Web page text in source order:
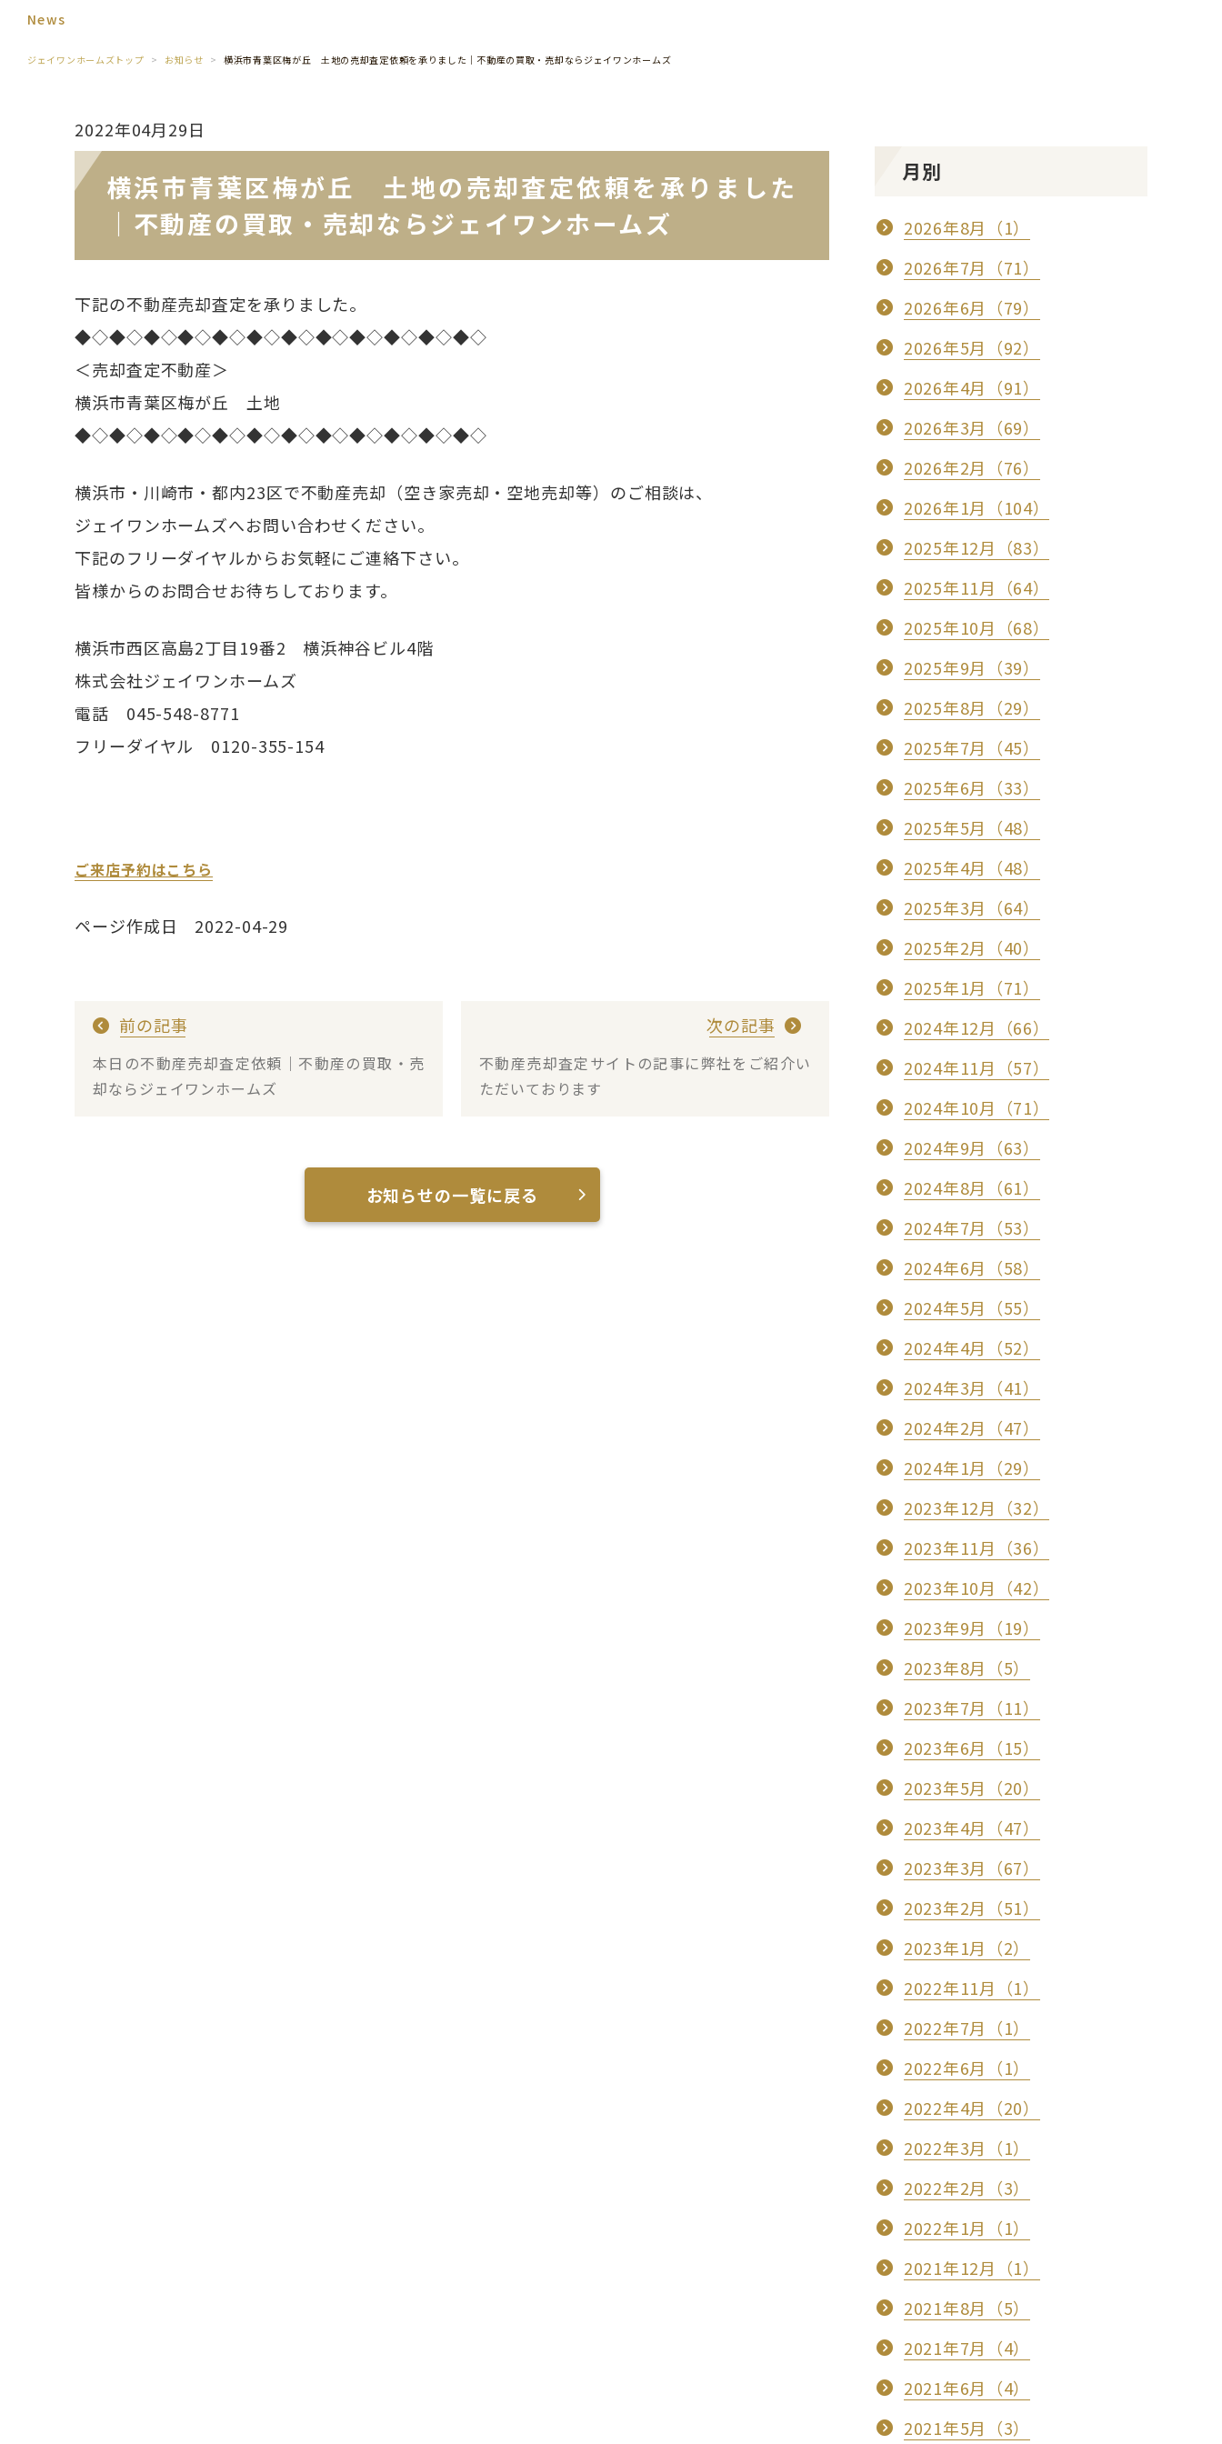
News
ジェイワンホームズトップ お知らせ 横浜市青葉区梅が丘 土地の売却査定依頼を承りました｜不動産の買取・売却ならジェイワンホームズ
2022年04月29日
横浜市青葉区梅が丘 土地の売却査定依頼を承りました
｜不動産の買取・売却ならジェイワンホームズ
下記の不動産売却査定を承りました。
◆◇◆◇◆◇◆◇◆◇◆◇◆◇◆◇◆◇◆◇◆◇◆◇
＜売却査定不動産＞
横浜市青葉区梅が丘 土地
◆◇◆◇◆◇◆◇◆◇◆◇◆◇◆◇◆◇◆◇◆◇◆◇
横浜市・川崎市・都内23区で不動産売却（空き家売却・空地売却等）のご相談は、
ジェイワンホームズへお問い合わせください。
下記のフリーダイヤルからお気軽にご連絡下さい。
皆様からのお問合せお待ちしております。
横浜市西区高島2丁目19番2 横浜神谷ビル4階
株式会社ジェイワンホームズ
電話 045-548-8771
フリーダイヤル 0120-355-154
ご来店予約はこちら
ページ作成日 2022-04-29
前の記事
本日の不動産売却査定依頼｜不動産の買取・売
却ならジェイワンホームズ
次の記事
不動産売却査定サイトの記事に弊社をご紹介い
ただいております
お知らせの一覧に戻る
月別
2026年8月（1）
2026年7月（71）
2026年6月（79）
2026年5月（92）
2026年4月（91）
2026年3月（69）
2026年2月（76）
2026年1月（104）
2025年12月（83）
2025年11月（64）
2025年10月（68）
2025年9月（39）
2025年8月（29）
2025年7月（45）
2025年6月（33）
2025年5月（48）
2025年4月（48）
2025年3月（64）
2025年2月（40）
2025年1月（71）
2024年12月（66）
2024年11月（57）
2024年10月（71）
2024年9月（63）
2024年8月（61）
2024年7月（53）
2024年6月（58）
2024年5月（55）
2024年4月（52）
2024年3月（41）
2024年2月（47）
2024年1月（29）
2023年12月（32）
2023年11月（36）
2023年10月（42）
2023年9月（19）
2023年8月（5）
2023年7月（11）
2023年6月（15）
2023年5月（20）
2023年4月（47）
2023年3月（67）
2023年2月（51）
2023年1月（2）
2022年11月（1）
2022年7月（1）
2022年6月（1）
2022年4月（20）
2022年3月（1）
2022年2月（3）
2022年1月（1）
2021年12月（1）
2021年8月（5）
2021年7月（4）
2021年6月（4）
2021年5月（3）